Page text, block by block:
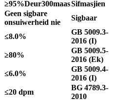
≥95%Deur300maasSifmasjien
Geen sigbare
onsuiwerheid nie
Sigbaar
≤8.0%
GB 5009.3-
2016 (I)
≥80%
GB 5009.5-
2016 (Ek)
≤6.0%
GB 5009.4-
2016 (I)
≤20 dpm
BG 4789.3-
2010